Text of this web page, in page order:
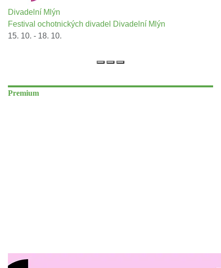
Divadelní Mlýn
Festival ochotnických divadel Divadelní Mlýn
15. 10. - 18. 10.
Premium